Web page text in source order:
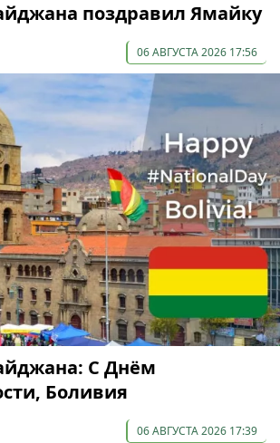
поздравил Ямайку
06 АВГУСТА 2026 17:56
С Днём
Боливия
06 АВГУСТА 2026 17:39